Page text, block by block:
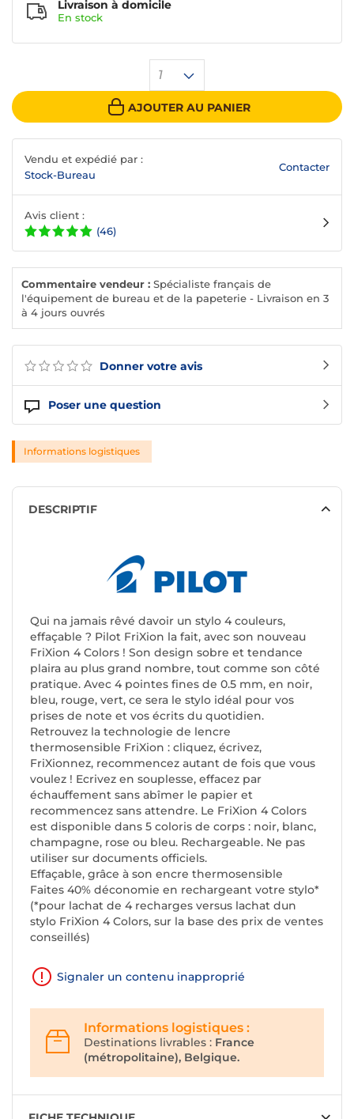
Donner votre avis
Poser une question
1
AJOUTER AU PANIER
Livraison à domicile
En stock
Vendu et expédié par :
Stock-Bureau
Contacter
Avis client :
(46)
Commentaire vendeur : Spécialiste français de
l'équipement de bureau et de la papeterie - Livraison en 3
à 4 jours ouvrés
Informations logistiques
DESCRIPTIF
Qui na jamais rêvé davoir un stylo 4 couleurs,
effaçable ? Pilot FriXion la fait, avec son nouveau
FriXion 4 Colors ! Son design sobre et tendance
plaira au plus grand nombre, tout comme son côté
pratique. Avec 4 pointes fines de 0.5 mm, en noir,
bleu, rouge, vert, ce sera le stylo idéal pour vos
prises de note et vos écrits du quotidien.
Retrouvez la technologie de lencre
thermosensible FriXion : cliquez, écrivez,
FriXionnez, recommencez autant de fois que vous
voulez ! Ecrivez en souplesse, effacez par
échauffement sans abîmer le papier et
recommencez sans attendre. Le FriXion 4 Colors
est disponible dans 5 coloris de corps : noir, blanc,
champagne, rose ou bleu. Rechargeable. Ne pas
utiliser sur documents officiels.
Effaçable, grâce à son encre thermosensible
Faites 40% déconomie en rechargeant votre stylo*
(*pour lachat de 4 recharges versus lachat dun
stylo FriXion 4 Colors, sur la base des prix de ventes
conseillés)
Signaler un contenu inapproprié
Informations logistiques :
Destinations livrables : France
(métropolitaine), Belgique.